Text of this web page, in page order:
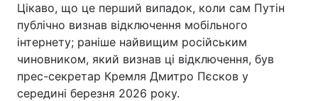
Цікаво, що це перший випадок, коли сам Путін
публічно визнав відключення мобільного
інтернету; раніше найвищим російським
чиновником, який визнав ці відключення, був
прес-секретар Кремля Дмитро Пєсков у
середині березня 2026 року.